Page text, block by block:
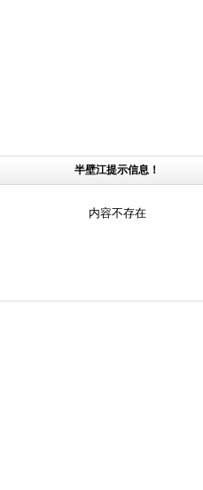
半壁江提示信息！
内容不存在